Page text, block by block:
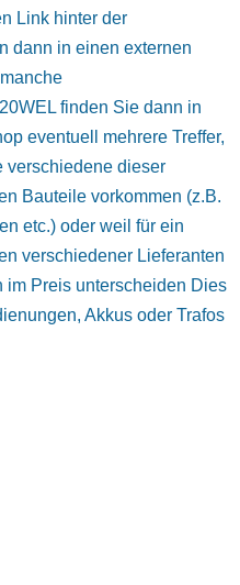
Link hinter der
dann in einen externen
finden Sie dann in
eventuell mehrere Treffer,
verschiedene dieser
Bauteile vorkommen (z.B.
etc.) oder weil für ein
verschiedener Lieferanten
im Preis unterscheiden Dies
Akkus oder Trafos